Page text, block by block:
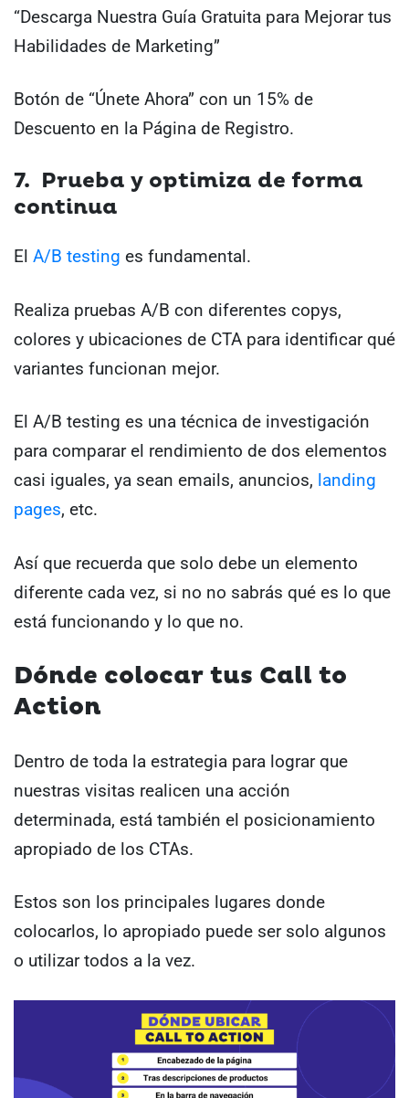
“Descarga Nuestra Guía Gratuita para Mejorar tus
Habilidades de Marketing”
Botón de “Únete Ahora” con un 15% de
Descuento en la Página de Registro.
7. Prueba y optimiza de forma
continua
El A/B testing es fundamental.
Realiza pruebas A/B con diferentes copys,
colores y ubicaciones de CTA para identificar qué
variantes funcionan mejor.
El A/B testing es una técnica de investigación
para comparar el rendimiento de dos elementos
casi iguales, ya sean emails, anuncios, landing
pages, etc.
Así que recuerda que solo debe un elemento
diferente cada vez, si no no sabrás qué es lo que
está funcionando y lo que no.
Dónde colocar tus Call to
Action
Dentro de toda la estrategia para lograr que
nuestras visitas realicen una acción
determinada, está también el posicionamiento
apropiado de los CTAs.
Estos son los principales lugares donde
colocarlos, lo apropiado puede ser solo algunos
o utilizar todos a la vez.